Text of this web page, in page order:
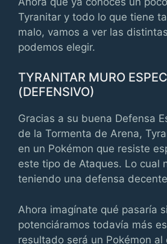
Tyranitar y todo lo que tiene
malo, vamos a ver las distintas
podemos elegir.
TYRANITAR MURO
(DEFENSIVO)
Gracias a su buena Defensa
de la Tormenta de Arena,
en un Pokémon que resiste
este tipo de Ataques. Lo cual
teniendo una defensa
Ahora imagínate qué pasaría
potenciáramos todavía más
resultado será un Pokémon al